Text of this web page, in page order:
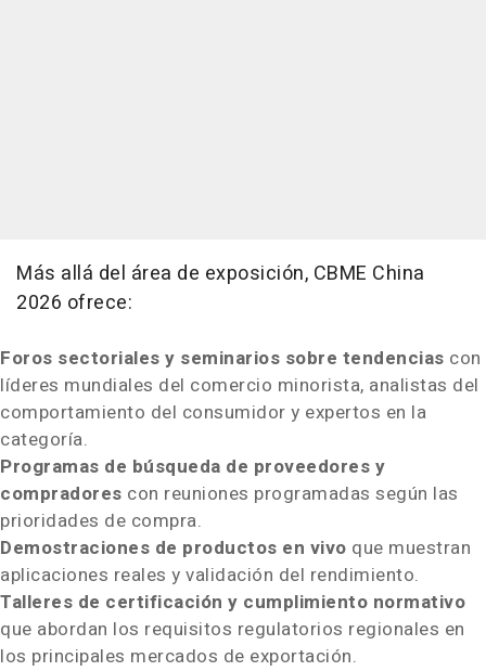
Más allá del área de exposición, CBME China
2026 ofrece:
Foros sectoriales y seminarios sobre tendencias con
líderes mundiales del comercio minorista, analistas del
comportamiento del consumidor y expertos en la
categoría.
Programas de búsqueda de proveedores y
compradores con reuniones programadas según las
prioridades de compra.
Demostraciones de productos en vivo que muestran
aplicaciones reales y validación del rendimiento.
Talleres de certificación y cumplimiento normativo
que abordan los requisitos regulatorios regionales en
los principales mercados de exportación.